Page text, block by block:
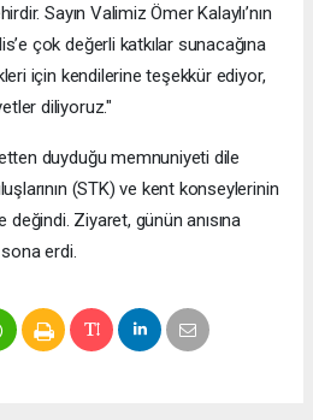
Sayın Valimiz Ömer Kalaylı’nın
çok değerli katkılar sunacağına
için kendilerine teşekkür ediyor,
diliyoruz."
duyduğu memnuniyeti dile
(STK) ve kent konseylerinin
Ziyaret, günün anısına
erdi.